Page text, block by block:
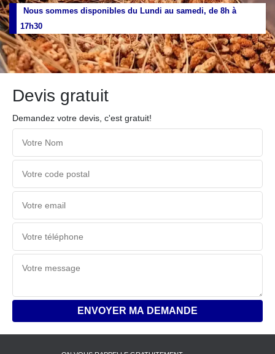
Nous sommes disponibles du Lundi au samedi, de 8h à
17h30
Devis gratuit
Demandez votre devis, c'est gratuit!